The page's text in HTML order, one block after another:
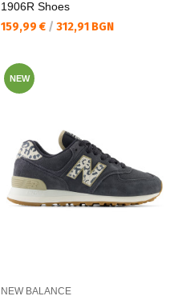
1906R Shoes
Текуща цена:
159,99 € / 312,91 BGN
NEW
NEW BALANCE